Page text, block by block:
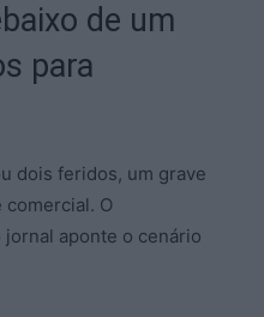
de um
para
dois feridos, um grave
O
aponte o cenário